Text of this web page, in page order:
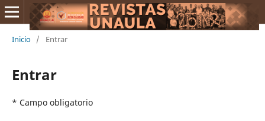
Inicio / Entrar
Entrar
* Campo obligatorio